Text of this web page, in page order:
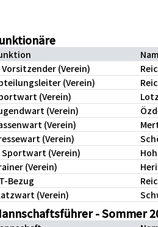
Vorsitzender (Verein)
(Verein)
(Verein)
(Verein)
(Verein)
(Verein)
Sportwart (Verein)
(Verein)
Bezug
(Verein)
- Sommer